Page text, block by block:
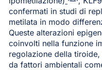
confermati in studi di
metilata in modo
Queste alterazioni
coinvolti nella funzione
regolazione della
da fattori ambientali